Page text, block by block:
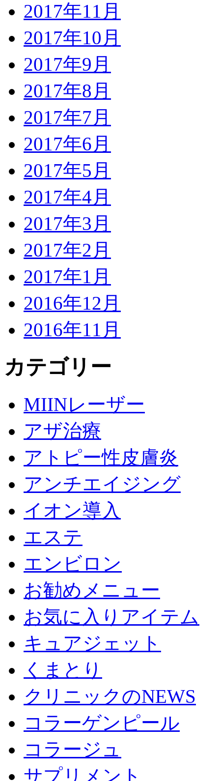
2017年11月
2017年10月
2017年9月
2017年8月
2017年7月
2017年6月
2017年5月
2017年4月
2017年3月
2017年2月
2017年1月
2016年12月
2016年11月
カテゴリー
MIINレーザー
アザ治療
アトピー性皮膚炎
アンチエイジング
イオン導入
エステ
エンビロン
お勧めメニュー
お気に入りアイテム
キュアジェット
くまとり
クリニックのNEWS
コラーゲンピール
コラージュ
サプリメント